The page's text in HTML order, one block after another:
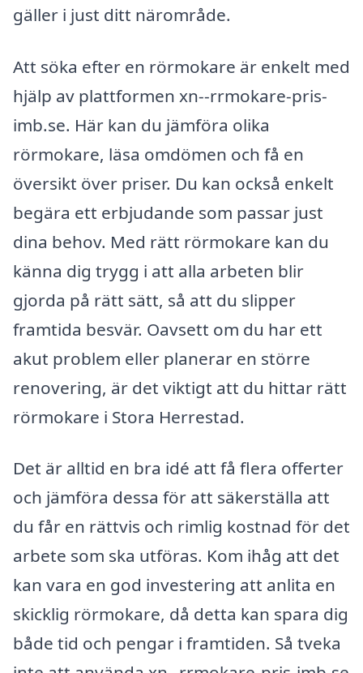
gäller i just ditt närområde.
Att söka efter en rörmokare är enkelt med
hjälp av plattformen xn--rrmokare-pris-
imb.se. Här kan du jämföra olika
rörmokare, läsa omdömen och få en
översikt över priser. Du kan också enkelt
begära ett erbjudande som passar just
dina behov. Med rätt rörmokare kan du
känna dig trygg i att alla arbeten blir
gjorda på rätt sätt, så att du slipper
framtida besvär. Oavsett om du har ett
akut problem eller planerar en större
renovering, är det viktigt att du hittar rätt
rörmokare i Stora Herrestad.
Det är alltid en bra idé att få flera offerter
och jämföra dessa för att säkerställa att
du får en rättvis och rimlig kostnad för det
arbete som ska utföras. Kom ihåg att det
kan vara en god investering att anlita en
skicklig rörmokare, då detta kan spara dig
både tid och pengar i framtiden. Så tveka